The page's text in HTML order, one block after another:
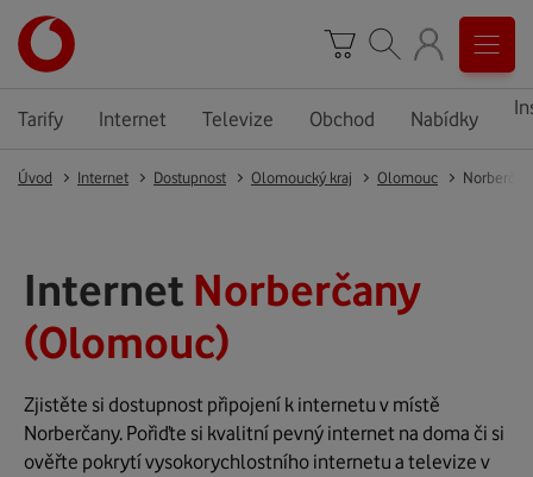
Tarify Internet Televize Obchod Nabídky
Úvod Internet Dostupnost Olomoucký kraj Olomouc
Internet Norberčany
(Olomouc)
Zjistěte si dostupnost připojení k internetu v místě
Norberčany. Pořiďte si kvalitní pevný internet na doma či si
ověřte pokrytí vysokorychlostního internetu a televize v